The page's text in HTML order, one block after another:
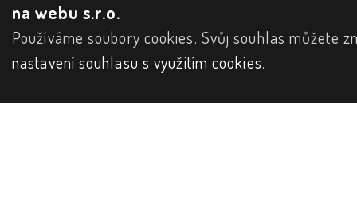
na webu s.r.o.
Používáme soubory cookies. Svůj souhlas můžete
nastavení souhlasu s využitím cookies.